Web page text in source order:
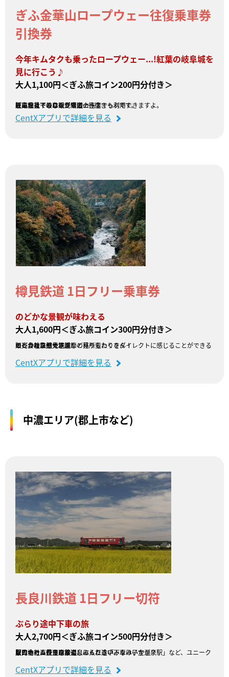
ぎふ金華山ロープウェー往復乗車券
引換券
今年キムタクも乗ったロープウェー...!紅葉の岐阜城を
見に行こう♪
大人1,100円＜ぎふ旅コイン200円分付き＞
岐阜城までのロープウェー往復きっぷです。
紅葉を見下ろしながら頂上へ！
ぎふ旅コインは乗り場内の売店でも利用できますよ。
販売会社：岐阜観光索道
CentXアプリで詳細を見る
樽見鉄道 1日フリー乗車券
のどかな景観が味わえる
大人1,600円＜ぎふ旅コイン300円分付き＞
のどかな自然や、季節の移り変わりをダイレクトに感じることができるローカル鉄道です。
モレラ岐阜や大垣城など見所もたくさん！
販売会社：樽見鉄道
CentXアプリで詳細を見る
中濃エリア(郡上市など)
長良川鉄道 1日フリー切符
ぶらり途中下車の旅
大人2,700円＜ぎふ旅コイン500円分付き＞
目的地に直行ではなく、ぶらり途中下車はいかが？
駅のホームから直接温泉に入れる「みなみ子宝温泉駅」など、ユニークなローカル鉄道をお楽しみください。
販売会社：長良川鉄道
CentXアプリで詳細を見る